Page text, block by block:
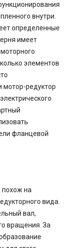
внутри.
определенные
имеет
элементов
мотор-редуктор
фланцевой
похож на
вида.
вал,
вращения. За